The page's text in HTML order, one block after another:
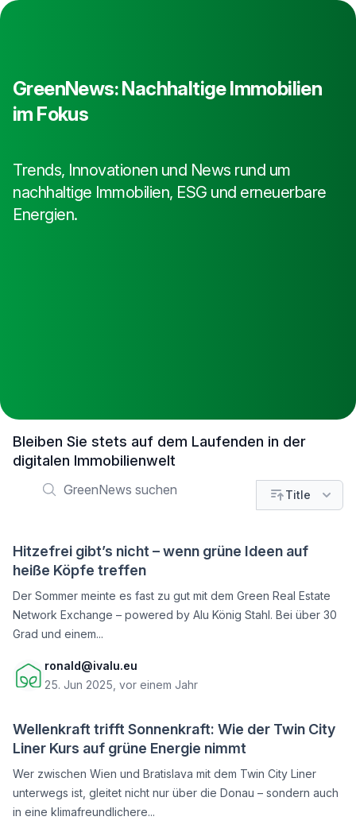
GreenNews: Nachhaltige Immobilien
im Fokus
Trends, Innovationen und News rund um
nachhaltige Immobilien, ESG und erneuerbare
Energien.
Bleiben Sie stets auf dem Laufenden in der
digitalen Immobilienwelt
Suchen Title
Hitzefrei gibt’s nicht – wenn grüne Ideen auf
heiße Köpfe treffen
Der Sommer meinte es fast zu gut mit dem Green Real Estate
Network Exchange – powered by Alu König Stahl. Bei über 30
Grad und einem...
ronald@ivalu.eu
25. Jun 2025, vor einem Jahr
Wellenkraft trifft Sonnenkraft: Wie der Twin City
Liner Kurs auf grüne Energie nimmt
Wer zwischen Wien und Bratislava mit dem Twin City Liner
unterwegs ist, gleitet nicht nur über die Donau – sondern auch
in eine klimafreundlichere...